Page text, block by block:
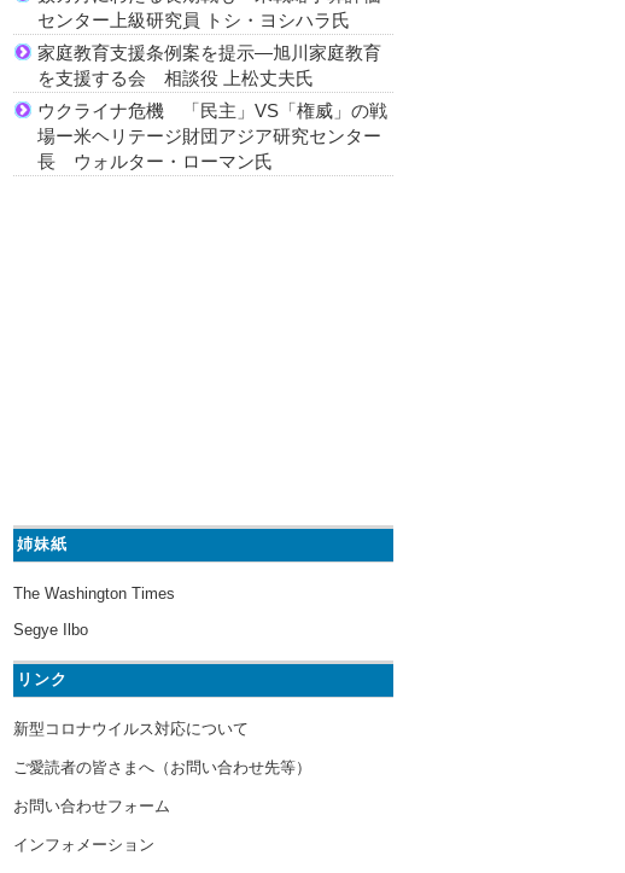
センター上級研究員 トシ・ヨシハラ氏
家庭教育支援条例案を提示―旭川家庭教育
を支援する会 相談役 上松丈夫氏
ウクライナ危機 「民主」VS「権威」の戦
場ー米ヘリテージ財団アジア研究センター
長 ウォルター・ローマン氏
姉妹紙
The Washington Times
Segye Ilbo
リンク
新型コロナウイルス対応について
ご愛読者の皆さまへ（お問い合わせ先等）
お問い合わせフォーム
インフォメーション